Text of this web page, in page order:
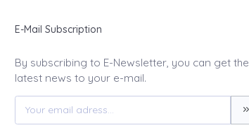
E-Mail Subscription
By subscribing to E-Newsletter, you can get the
latest news to your e-mail.